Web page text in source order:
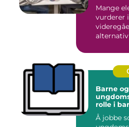
Mange
vurderer
Barne og
rolle i
Å jobbe